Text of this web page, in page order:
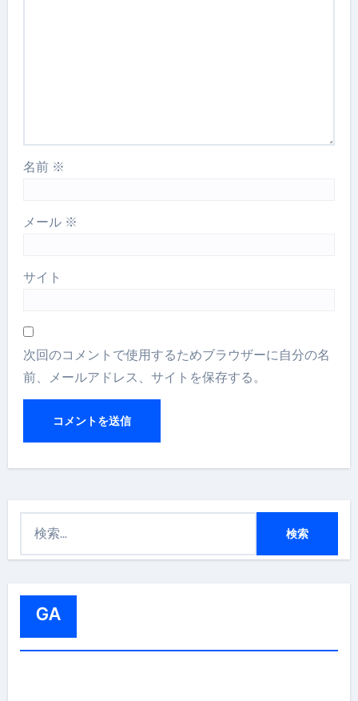
名前 ※
メール ※
サイト
次回のコメントで使用するためブラウザーに自分の名
前、メールアドレス、サイトを保存する。
GA